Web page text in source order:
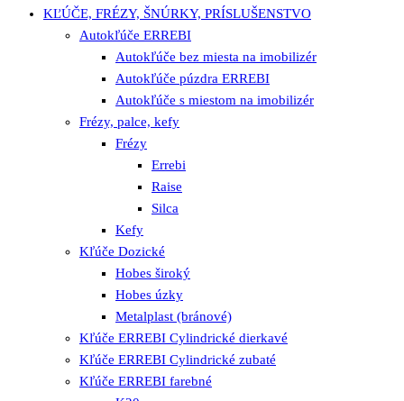
KĽÚČE, FRÉZY, ŠNÚRKY, PRÍSLUŠENSTVO
Autokľúče ERREBI
Autokľúče bez miesta na imobilizér
Autokľúče púzdra ERREBI
Autokľúče s miestom na imobilizér
Frézy, palce, kefy
Frézy
Errebi
Raise
Silca
Kefy
Kľúče Dozické
Hobes široký
Hobes úzky
Metalplast (bránové)
Kľúče ERREBI Cylindrické dierkavé
Kľúče ERREBI Cylindrické zubaté
Kľúče ERREBI farebné